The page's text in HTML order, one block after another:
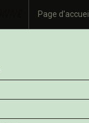
Page d'accueil